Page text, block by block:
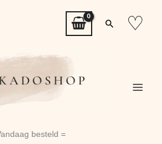
Zoeken
♡
besteld =